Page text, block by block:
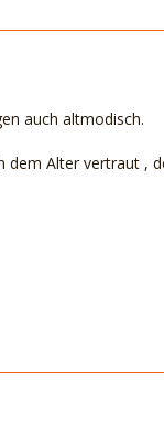
auch altmodisch.
dem Alter vertraut ,